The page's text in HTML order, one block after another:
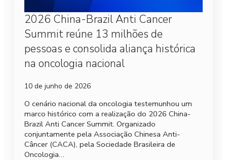
2026 China-Brazil Anti Cancer
Summit reúne 13 milhões de
pessoas e consolida aliança histórica
na oncologia nacional
10 de junho de 2026
O cenário nacional da oncologia testemunhou um
marco histórico com a realização do 2026 China-
Brazil Anti Cancer Summit. Organizado
conjuntamente pela Associação Chinesa Anti-
Câncer (CACA), pela Sociedade Brasileira de
Oncologia…